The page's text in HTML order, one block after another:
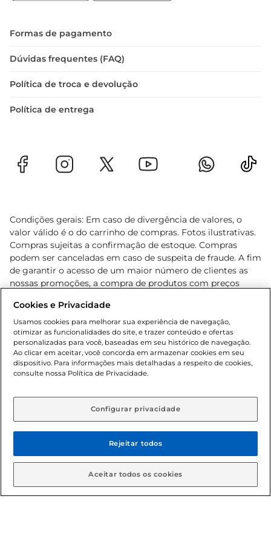
Formas de pagamento
Dúvidas frequentes (FAQ)
Política de troca e devolução
Política de entrega
Condições gerais: Em caso de divergência de valores, o
valor válido é o do carrinho de compras. Fotos ilustrativas.
Compras sujeitas a confirmação de estoque. Compras
podem ser canceladas em caso de suspeita de fraude. A fim
de garantir o acesso de um maior número de clientes as
nossas promoções, a compra de produtos com preços
cliente. Os preços, ofertas e condições são exclusivos para
o e-commerce e válidos durante o dia de hoje, podendo
sofrer alterações sem prévia notificação. Proibida a venda
de bebidas alcoólicas para menores de 18 anos, conforme
Lei n.º 8069/90, art. 81, inciso II (Estatuto da Criança e do
Adolescente). Preços e condições exclusivos para o
aviso prévio. O valor mínimo para as compras on-line é de
© 2026 Copyright. Todos os direitos
reservados Gbarbosa.
Cookies e Privacidade
Usamos cookies para melhorar sua experiência de navegação,
otimizar as funcionalidades do site, e trazer conteúdo e ofertas
personalizadas para você, baseadas em seu histórico de navegação.
Ao clicar em aceitar, você concorda em armazenar cookies em seu
dispositivo. Para informações mais detalhadas a respeito de cookies,
consulte nossa Política de Privacidade.
Configurar privacidade
Rejeitar todos
Aceitar todos os cookies